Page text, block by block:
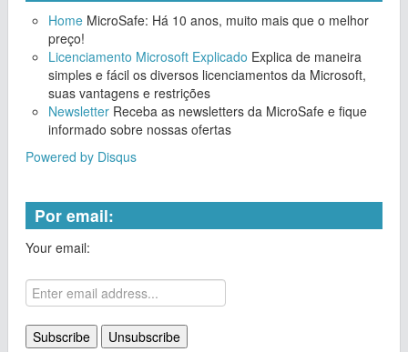
Home MicroSafe: Há 10 anos, muito mais que o melhor
preço!
Licenciamento Microsoft Explicado Explica de maneira
simples e fácil os diversos licenciamentos da Microsoft,
suas vantagens e restrições
Newsletter Receba as newsletters da MicroSafe e fique
informado sobre nossas ofertas
Powered by Disqus
Por email:
Your email: